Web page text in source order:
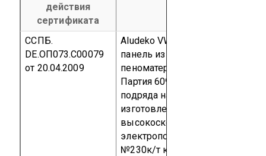
действия
сертификата
ССПБ.
DE.ОП073.С00079
от 20.04.2009
Aludeko VW Schaum – сендвич-
панель из алюминиевого
пеноматериала, толщиной 26
Партия 609,34 м² по Договору
подряда на разработку,
изготовление и поставку
высокоскоростных
электропоездов от 18 мая 2006
№230к/т код ТН ВЭД 4410 11